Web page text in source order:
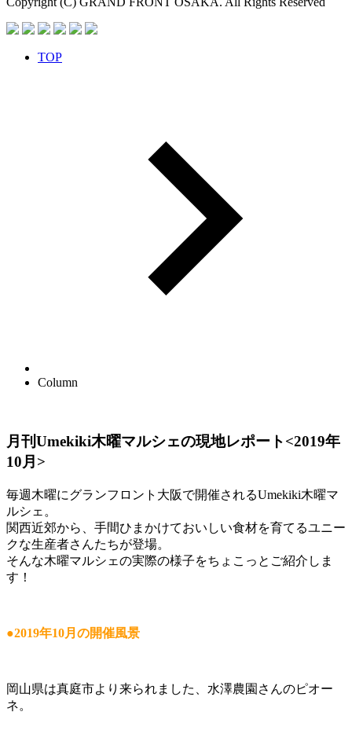
TOP
Column
月刊Umekiki木曜マルシェの現地レポート<2019年
10月>
毎週木曜にグランフロント大阪で開催されるUmekiki木曜マ
ルシェ。
関西近郊から、手間ひまかけておいしい食材を育てるユニー
クな生産者さんたちが登場。
そんな木曜マルシェの実際の様子をちょこっとご紹介しま
す！
●2019年10月の開催風景
岡山県は真庭市より来られました、水澤農園さんのピオー
ネ。